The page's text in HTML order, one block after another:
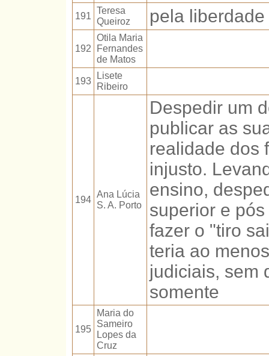
191
Teresa
Queiroz
pela
192
Otila Maria
Fernandes
de Matos
193
Lisete
Ribeiro
194
Ana Lúcia
S. A. Porto
Despedir um
publicar as
realidade dos
injusto.
ensino,
superior e
fazer o "tiro
teria ao
judiciais, sem
somente
195
Maria do
Sameiro
Lopes da
Cruz